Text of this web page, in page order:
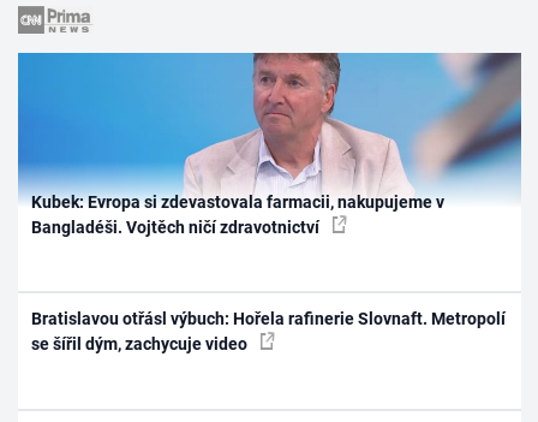
Kubek: Evropa si zdevastovala farmacii, nakupujeme v
Bangladéši. Vojtěch ničí zdravotnictví
Bratislavou otřásl výbuch: Hořela rafinerie Slovnaft. Metropolí
se šířil dým, zachycuje video